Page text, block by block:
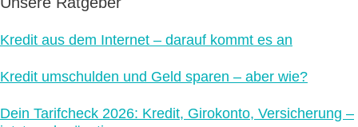
Kredit aus dem Internet – darauf kommt es an
Kredit umschulden und Geld sparen – aber wie?
Dein Tarifcheck 2026: Kredit, Girokonto, Versicherung –